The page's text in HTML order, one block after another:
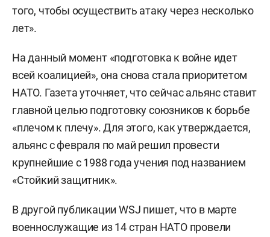
того, чтобы осуществить атаку через несколько
лет».
На данный момент «подготовка к войне идет
всей коалицией», она снова стала приоритетом
НАТО. Газета уточняет, что сейчас альянс ставит
главной целью подготовку союзников к борьбе
«плечом к плечу». Для этого, как утверждается,
альянс с февраля по май решил провести
крупнейшие с 1988 года учения под названием
«Стойкий защитник».
В другой публикации WSJ пишет, что в марте
военнослужащие из 14 стран НАТО провели